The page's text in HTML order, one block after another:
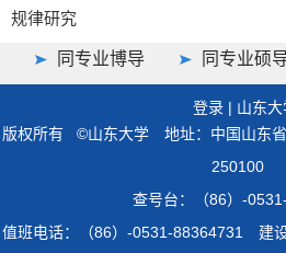
规律研究
同专业博导 同专业硕
登录 | 山东大
版权所有 ©山东大学 地址：中国山东
250100
查号台：（86）-
值班电话：（86）-0531-88364731 建